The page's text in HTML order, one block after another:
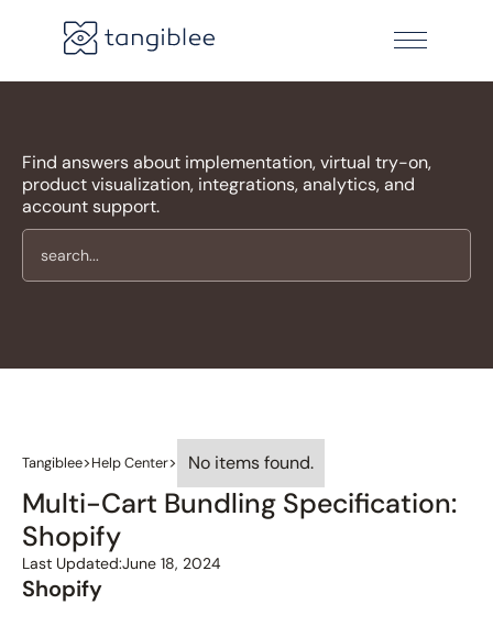
Find answers about implementation, virtual try-on,
product visualization, integrations, analytics, and
account support.
Tangiblee>Help Center> No items found.
Multi-Cart Bundling Specification:
Shopify
Last Updated:June 18, 2024
Shopify